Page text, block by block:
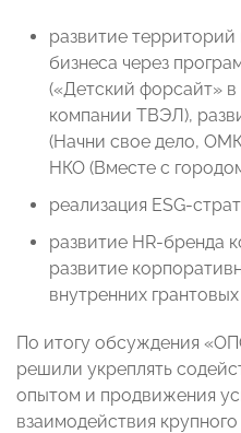
развитие территорий
бизнеса через
(«Детский форсайт» в
компании ТВЭЛ),
(Начни свое дело,
НКО (Вместе с
реализация ESG-
развитие HR-бренда
развитие
внутренних
По итогу обсуждения
решили укреплять
опытом и продвижения
взаимодействия